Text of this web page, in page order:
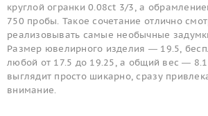
круглой огранки 0.08ct 3/3, а
750 пробы. Такое сочетание отлично
реализовывать самые необычные
Размер ювелирного изделия — 19.5,
любой от 17.5 до 19.25, а общий вес —
выглядит просто шикарно, сразу
внимание.